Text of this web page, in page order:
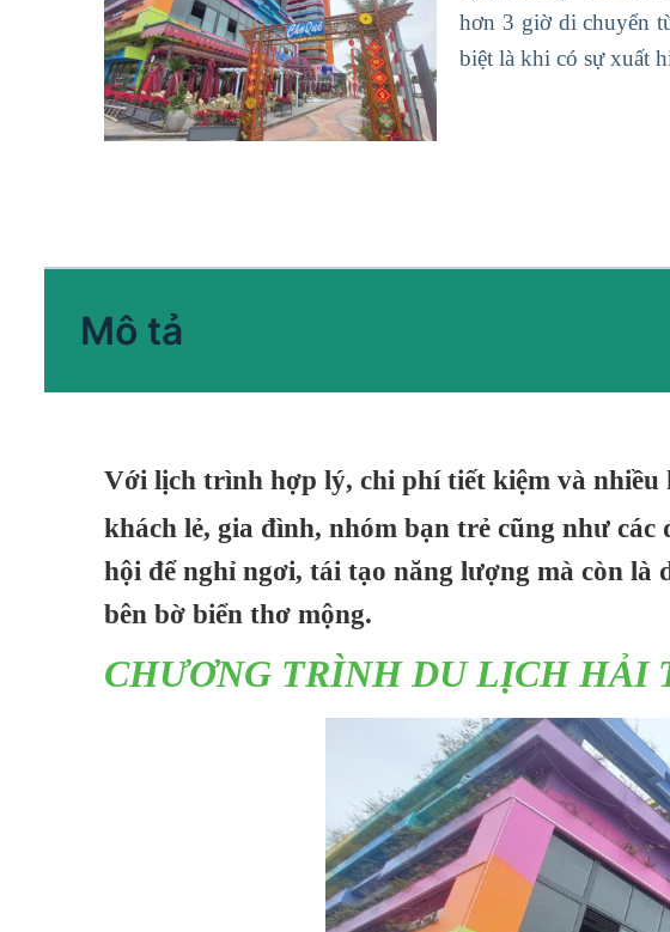
hơn 3 giờ di chuyển
biệt là khi có sự xuất
Mô tả
Với lịch trình hợp lý, chi phí tiết kiệm và nhiều
khách lẻ, gia đình, nhóm bạn trẻ cũng như
hội để nghỉ ngơi, tái tạo năng lượng mà còn
bên bờ biển thơ mộng.
CHƯƠNG TRÌNH DU LỊCH HẢI